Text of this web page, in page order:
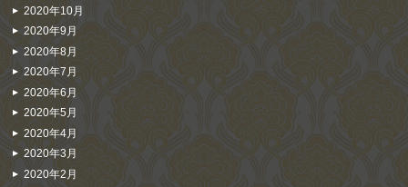
2020年10月
2020年9月
2020年8月
2020年7月
2020年6月
2020年5月
2020年4月
2020年3月
2020年2月